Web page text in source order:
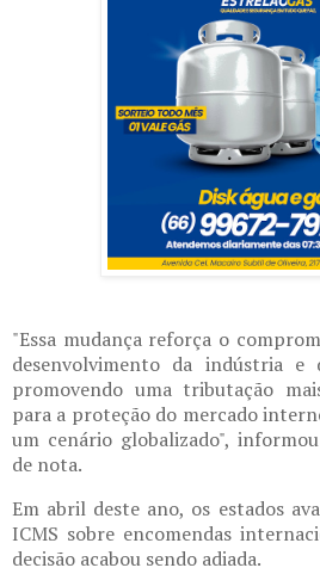
"Essa mudança reforça o
desenvolvimento da indústria e
promovendo uma tributação
para a proteção do mercado
um cenário globalizado",
de nota.
Em abril deste ano, os estados
ICMS sobre encomendas
decisão acabou sendo adiada.